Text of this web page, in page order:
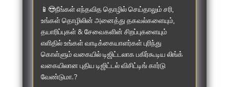
📱😍நீங்கள் எந்தவித தொழில் செய்தாலும் சரி,
உங்கள் தொழிலின் அனைத்து தகவல்களையும்,
தயாரிப்புகள் & சேவைகளின் சிறப்புகளையும்
எளிதில் உங்கள் வாடிக்கையாளர்கள் புரிந்து
கொள்ளும் வகையில் டிஜிட்டலாக பகிர்கூடிய லிங்க்
வகையிலான புதிய டிஜிட்டல் விசிட்டிங் கார்டு
வேண்டுமா.?